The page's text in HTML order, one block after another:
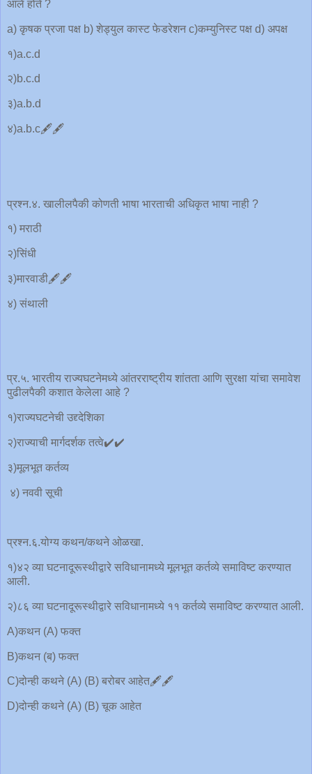
आले होते ?
a) कृषक प्रजा पक्ष b) शेड्युल कास्ट फेडरेशन c)कम्युनिस्ट पक्ष d) अपक्ष
१)a.c.d
२)b.c.d
३)a.b.d
४)a.b.c🖋️🖋️
प्रश्न.४. खालीलपैकी कोणती भाषा भारताची अधिकृत भाषा नाही ?
१) मराठी
२)सिंधी
३)मारवाडी🖋️🖋️
४) संथाली
प्र.५. भारतीय राज्यघटनेमध्ये आंतरराष्ट्रीय शांतता आणि सुरक्षा यांचा समावेश
पुढीलपैकी कशात केलेला आहे ?
१)राज्यघटनेची उद्द्देशिका
२)राज्याची मार्गदर्शक तत्वे✔️✔️
३)मूलभूत कर्तव्य
४) नववी सूची
प्रश्न.६.योग्य कथन/कथने ओळखा.
१)४२ व्या घटनादूरूस्थीद्वारे सविधानामध्ये मूलभूत कर्तव्ये समाविष्ट करण्यात
आली.
२)८६ व्या घटनादूरूस्थीद्वारे सविधानामध्ये ११ कर्तव्ये समाविष्ट करण्यात आली.
A)कथन (A) फक्त
B)कथन (ब) फक्त
C)दोन्ही कथने (A) (B) बरोबर आहेत🖋️🖋️
D)दोन्ही कथने (A) (B) चूक आहेत